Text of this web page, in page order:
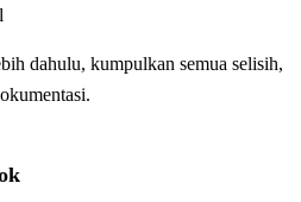
dahulu, kumpulkan semua selisih,